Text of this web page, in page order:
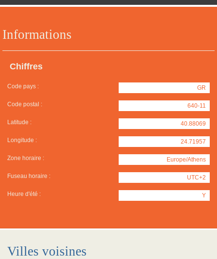
Informations
Chiffres
Code pays : GR
Code postal : 640-11
Latitude : 40.88069
Longitude : 24.71957
Zone horaire : Europe/Athens
Fuseau horaire : UTC+2
Heure d'été : Y
Villes voisines